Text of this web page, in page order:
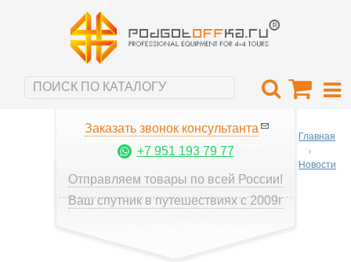
Заказать звонок консультанта
+7 951 193 79 77
Отправляем товары по всей России!
Ваш спутник в путешествиях с 2009г
Главная
Новости